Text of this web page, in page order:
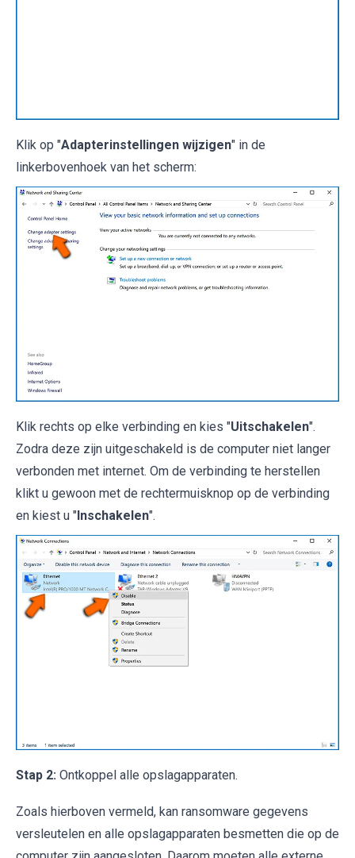
Klik op "Adapterinstellingen wijzigen" in de
linkerbovenhoek van het scherm:
Klik rechts op elke verbinding en kies "Uitschakelen".
Zodra deze zijn uitgeschakeld is de computer niet langer
verbonden met internet. Om de verbinding te herstellen
klikt u gewoon met de rechtermuisknop op de verbinding
en kiest u "Inschakelen".
Stap 2: Ontkoppel alle opslagapparaten.
Zoals hierboven vermeld, kan ransomware gegevens
versleutelen en alle opslagapparaten besmetten die op de